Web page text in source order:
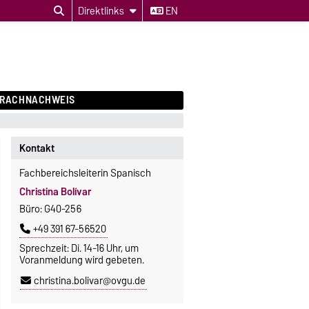
Direktlinks EN
Kontakt
Fachbereichsleiterin Spanisch
Christina Bolívar
Büro: G40-256
+49 391 67-56520
Sprechzeit: Di. 14-16 Uhr, um
Voranmeldung wird gebeten.
christina.bolivar@ovgu.de